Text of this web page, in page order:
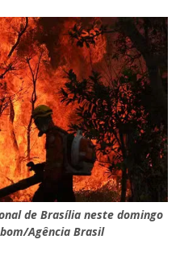
de Brasília neste domingo
Agência Brasil